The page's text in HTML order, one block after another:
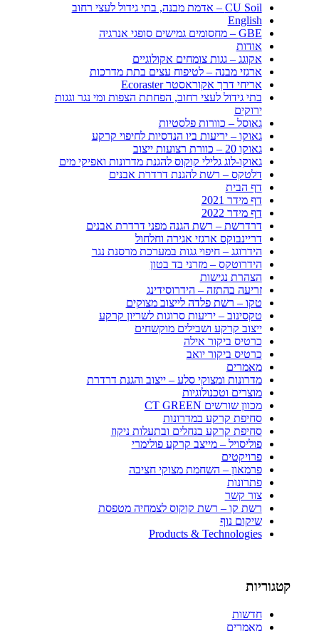
CU Soil – אדמת מבנה, בתי גידול לעצי רחוב
English
GBE – מחסומים גמישים סופגי אנרגיה
אודות
אקוגג – גגות צומחים אקולוגיים
ארגזי מבנה – לטיפוח עצים בתת מדרכות
אריחי דרך אקוראסטר Ecoraster
בתי גידול לעצי רחוב, הפחתת הצפות ומי נגר וגגות
ירוקים
גאוסל – כוורות פלסטיות
גאוקו – יריעות ביו הנדסיות לחיפוי קרקע
גאוקו 20 – כוורת רצועות ייצוב
גאוקו-לוג גלילי קוקוס להגנת מדרונות ואפיקי מים
דלטקס – רשת להגנת דרדרת אבנים
דף הבית
דף מידר 2021
דף מידר 2022
דרדרשת – רשת הגנה מפני דרדרת אבנים
דריינבוקס ארגזי אגירה וחלחול
הידרוגג – חיפוי גגות במערכת מרסנת נגר
הידרוטקס – מזרני בד בטון
הצהרת נגישות
זריעה בהתזה – הידרוסידינג
טקו – רשת פלדה לייצוב מצוקים
טקסינוב – יריעות סרוגות לשריון קרקע
ייצוב קרקע ושבילים מוקשחים
כרטיס ביקור אילה
כרטיס ביקור יואב
מאמרים
מדרונות ומצוקי סלע – ייצוב והגנת דרדרת
מוצרים וטכנולוגיות
מכוון שורשים CT GREEN
סחיפת קרקע במדרונות
סחיפת קרקע בנחלים ובתעלות ניקוז
פוליסויל – מייצב קרקע פולימרי
פרויקטים
פרמאון – השחמת מצוקי חציבה
פתרונות
צור קשר
רשת קו – רשת קוקוס לצמחיה מטפסת
שיקום נוף
Products & Technologies
קטגוריות
חדשות
מאמרים